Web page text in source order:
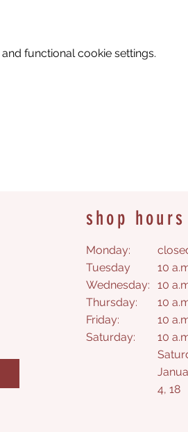
functional cookie settings.
shop hours
Monday:
Tuesday
Wednesday:
Thursday:
Friday:
Saturday:
10
10
10
10
10
4, 18